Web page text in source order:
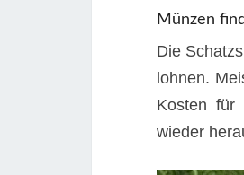
Münzen
Die
lohnen.
Kosten für
wieder